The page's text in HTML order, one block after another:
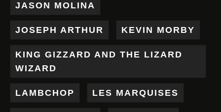
JASON MOLINA
JOSEPH ARTHUR KEVIN MORBY
KING GIZZARD AND THE LIZARD
WIZARD
LAMBCHOP LES MARQUISES